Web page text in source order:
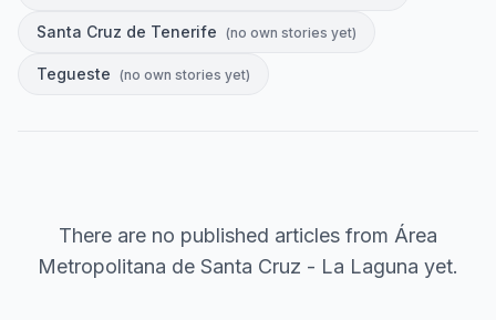
Santa Cruz de Tenerife (no own stories yet)
Tegueste (no own stories yet)
There are no published articles from Área
Metropolitana de Santa Cruz - La Laguna yet.